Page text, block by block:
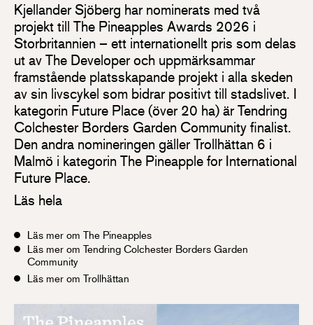
Kjellander Sjöberg har nominerats med två
projekt till The Pineapples Awards 2026 i
Storbritannien – ett internationellt pris som delas
ut av The Developer och uppmärksammar
framstående platsskapande projekt i alla skeden
av sin livscykel som bidrar positivt till stadslivet. I
kategorin Future Place (över 20 ha) är Tendring
Colchester Borders Garden Community finalist.
Den andra nomineringen gäller Trollhättan 6 i
Malmö i kategorin The Pineapple for International
Future Place.
Läs hela
Läs mer om The Pineapples
Läs mer om Tendring Colchester Borders Garden
Community
Läs mer om Trollhättan